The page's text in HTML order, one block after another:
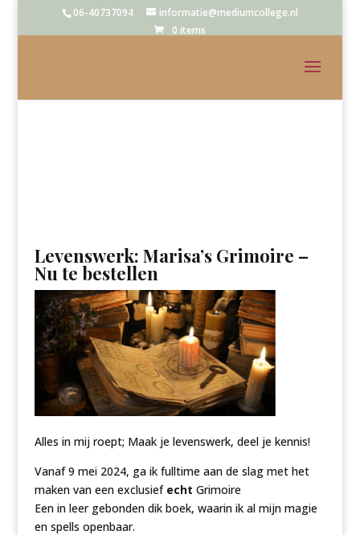
06-40737094
informatie@mediumcollege.nl
0 items
Levenswerk: Marisa’s Grimoire –
Nu te bestellen
Alles in mij roept; Maak je levenswerk, deel je kennis!
Vanaf 9 mei 2024, ga ik fulltime aan de slag met het
maken van een exclusief echt Grimoire
Een in leer gebonden dik boek, waarin ik al mijn magie
en spells openbaar.